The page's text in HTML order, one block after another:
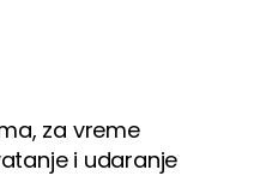
za vreme
i udaranje